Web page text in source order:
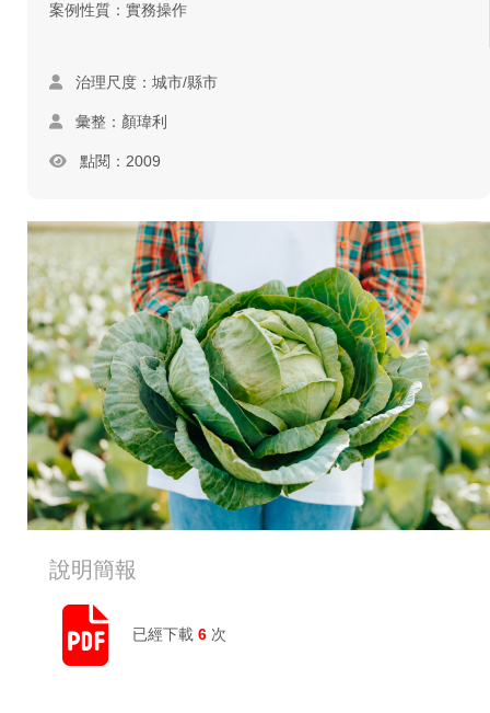
案例性質：實務操作
治理尺度：城市/縣市
彙整：顏瑋利
點閱：2009
說明簡報
已經下載 6次